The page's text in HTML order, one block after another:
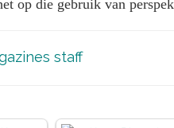
op die gebruik van
staff